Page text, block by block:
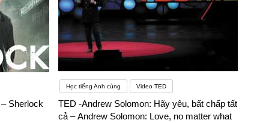
Tự tin đi nước ngoài mà không lo lắng: Cho dù là bạn đi
Sherlock
Học tiếng Anh cùng Video TED
TED -Andrew Solomon: Hãy yêu, bất chấp tất
cả – Andrew Solomon: Love, no matter what